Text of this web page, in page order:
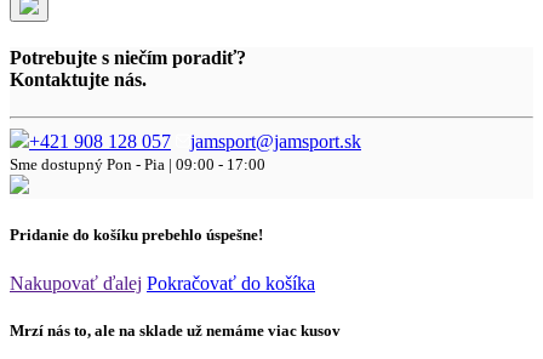
Potrebujte s niečím poradiť?
Kontaktujte nás.
+421 908 128 057 jamsport@jamsport.sk
Sme dostupný Pon - Pia | 09:00 - 17:00
Pridanie do košíku prebehlo úspešne!
Nakupovať ďalej Pokračovať do košíka
Mrzí nás to, ale na sklade už nemáme viac kusov